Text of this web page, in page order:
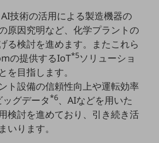
技術の活用による製造機器の
原因究明など、化学プラントの
る検討を進めます。またこれら
の提供するIoT*5ソリューショ
を目指します。
ト設備の信頼性向上や運転効率
グデータ*6、AIなどを用いた
検討を進めており、引き続き活
いります。